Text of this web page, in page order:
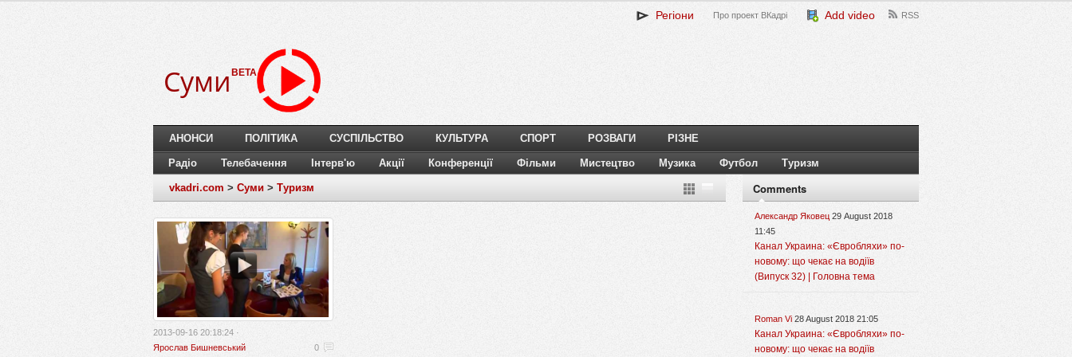
Регіони Про проект ВКадрі Add video RSS
Суми BETA
АНОНСИ ПОЛІТИКА СУСПІЛЬСТВО КУЛЬТУРА СПОРТ РОЗВАГИ РІЗНЕ
Радіо Телебачення Інтерв'ю Акції Конференції Фільми Мистецтво Музика Футбол Туризм
vkadri.com > Суми > Туризм
2013-09-16 20:18:24 ·
Ярослав Бишневський
0
Comments
Александр Яковец 29 August 2018
11:45
Канал Украина: «Євробляхи» по-
новому: що чекає на водіїв
(Випуск 32) | Головна тема
Roman Vi 28 August 2018 21:05
Канал Украина: «Євробляхи» по-
новому: що чекає на водіїв